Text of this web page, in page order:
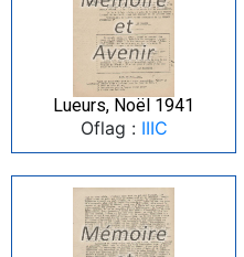
Lueurs, Noël 1941
Oflag : IIIC